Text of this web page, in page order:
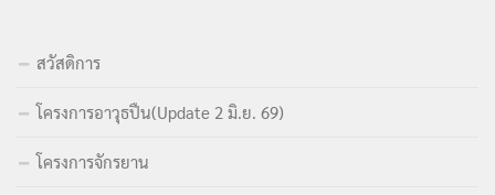
สวัสดิการ
โครงการอาวุธปืน(Update 2 มิ.ย. 69)
โครงการจักรยาน